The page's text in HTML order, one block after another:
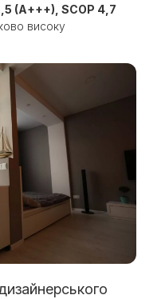
(A+++), SCOP 4,7
високу